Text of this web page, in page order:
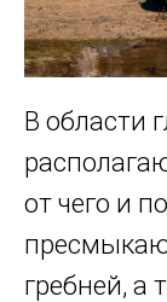
В области
от чего и
гребней, а